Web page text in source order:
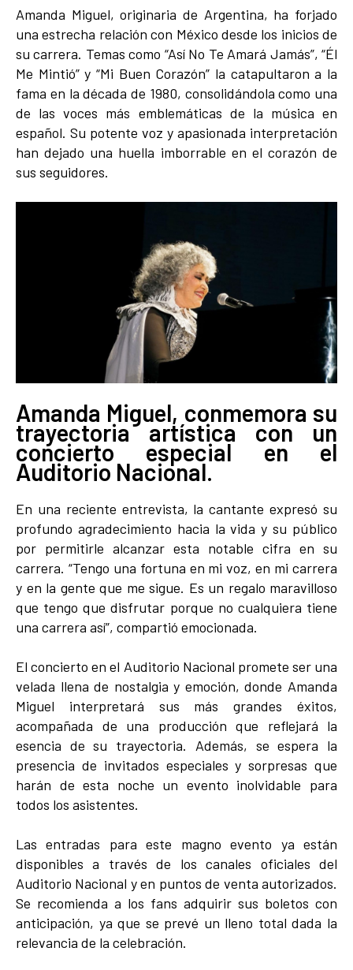
Amanda Miguel, originaria de Argentina, ha forjado
una estrecha relación con México desde los inicios de
su carrera. Temas como “Así No Te Amará Jamás”, “Él
Me Mintió” y “Mi Buen Corazón” la catapultaron a la
fama en la década de 1980, consolidándola como una
de las voces más emblemáticas de la música en
español. Su potente voz y apasionada interpretación
han dejado una huella imborrable en el corazón de
sus seguidores.​
Amanda Miguel, conmemora su
trayectoria artística con un
concierto especial en el
Auditorio Nacional.
En una reciente entrevista, la cantante expresó su
profundo agradecimiento hacia la vida y su público
por permitirle alcanzar esta notable cifra en su
carrera. “Tengo una fortuna en mi voz, en mi carrera
y en la gente que me sigue. Es un regalo maravilloso
que tengo que disfrutar porque no cualquiera tiene
una carrera así”, compartió emocionada.​
El concierto en el Auditorio Nacional promete ser una
velada llena de nostalgia y emoción, donde Amanda
Miguel interpretará sus más grandes éxitos,
acompañada de una producción que reflejará la
esencia de su trayectoria. Además, se espera la
presencia de invitados especiales y sorpresas que
harán de esta noche un evento inolvidable para
todos los asistentes.​
Las entradas para este magno evento ya están
disponibles a través de los canales oficiales del
Auditorio Nacional y en puntos de venta autorizados.
Se recomienda a los fans adquirir sus boletos con
anticipación, ya que se prevé un lleno total dada la
relevancia de la celebración.​